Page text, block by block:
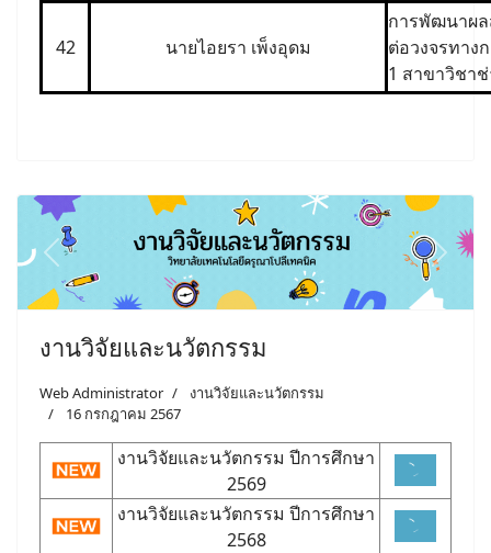
42 นายไอยรา เพ็งอุดม
การพัฒนาผล
ต่อวงจรทาง
1 สาขาวิชา
Previous Next
งานวิจัยและนวัตกรรม
Web Administrator
งานวิจัยและนวัตกรรม
16 กรกฎาคม 2567
งานวิจัยและนวัตกรรม ปีการศึกษา
2569
งานวิจัยและนวัตกรรม ปีการศึกษา
2568